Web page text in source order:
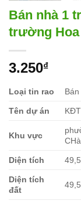
Bán nhà 1
trường Hoa
3.250₫
Loại tin rao
Tên dự án
Khu vực
Diện tích 49,5
Diện tích
đất
49,5